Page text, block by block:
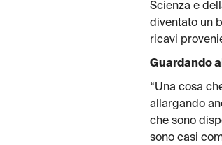
Scienza e
diventato un
ricavi
Guardando
“Una cosa
allargando
che sono
sono casi